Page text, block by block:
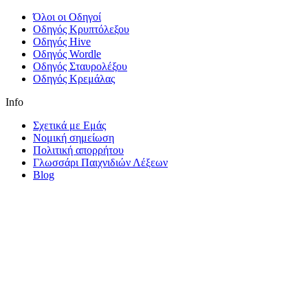
Όλοι οι Οδηγοί
Οδηγός Κρυπτόλεξου
Οδηγός Hive
Οδηγός Wordle
Οδηγός Σταυρολέξου
Οδηγός Κρεμάλας
Info
Σχετικά με Εμάς
Νομική σημείωση
Πολιτική απορρήτου
Γλωσσάρι Παιχνιδιών Λέξεων
Blog